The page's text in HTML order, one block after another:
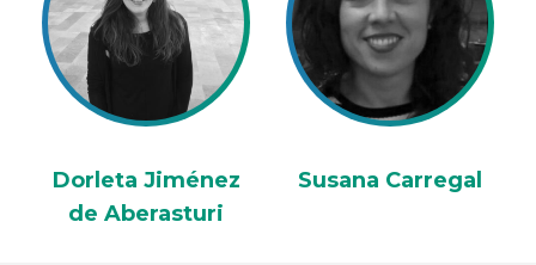
Dorleta Jiménez
de Aberasturi
Susana Carregal